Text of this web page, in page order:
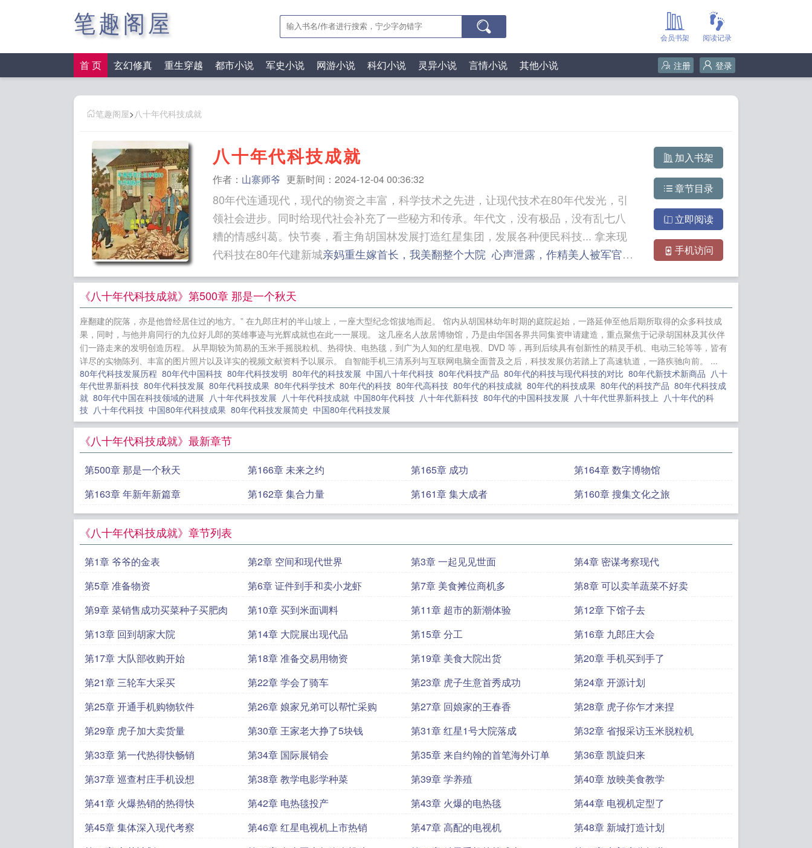
笔趣阁屋 阅读记录
会员书架
首 页 玄幻修真 重生穿越 都市小说 军史小说 网游小说 科幻小说 灵异小说 言情小说 其他小说 登录
注册
笔趣阁屋>八十年代科技成就
八十年代科技成就
作者： 山寨师爷 更新时间：2024-12-04 00:36:32
80年代连通现代，现代的物资之丰富，科学技术之先进，让现代技术在80年代发光，引
领社会进步。同时给现代社会补充了一些秘方和传承。年代文，没有极品，没有乱七八
糟的情感纠葛。快节奏，看主角胡国林发展打造红星集团，发展各种便民科技... 拿来现
代科技在80年代建新城亲妈重生嫁首长，我美翻整个大院 心声泄露，作精美人被军官团
情 横跨大小球时代，库里鲨鱼的结合
追悔莫及 赶海后，我靠着龙珠日赚百万 剑惊鸿，逆苍穹 盗墓：掠夺词条成霸主 立生
一生
仙途逆鳞 古堡春秋 末日圣母囤货后的摆烂之路 轻点罚！乖软宝宝！他真的知错
了 末世游戏：戴好你的面具了吗？ 家父隋文帝，你听过红尘仙吗
加入书架
章节目录
立即阅读
手机访问
《八十年代科技成就》第500章 那是一个秋天
座翻建的院落，亦是他曾经居住过的地方。” 在九郎庄村的半山坡上，一座大型纪念馆拔地而起。 馆内从胡国林幼年时期的庭院起始，一路延伸至他后期所取得的众多科技成
果，同时，与他并肩同行的九位好儿郎的英雄事迹与光辉成就也在此一一展现。 这几座名人故居博物馆，乃是由华国各界共同集资申请建造，重点聚焦于记录胡国林及其伙伴
们一路走来的发明创造历程。 从早期较为简易的玉米手摇脱粒机、热得快、电热毯，到广为人知的红星电视、DVD 等，再到后续具有创新性的精灵手机、电动三轮等等，皆有
详尽的实物陈列、丰富的图片照片以及详实的视频文献资料予以展示。 自智能手机三清系列与互联网电脑全面普及之后，科技发展仿若踏上了高速轨道，一路疾驰向前。 ...
80年代科技发展历程 80年代中国科技 80年代科技发明 80年代的科技发展 中国八十年代科技 80年代科技产品 80年代的科技与现代科技的对比 80年代新技术新商品 八十
年代世界新科技 80年代科技发展 80年代科技成果 80年代科学技术 80年代的科技 80年代高科技 80年代的科技成就 80年代的科技成果 80年代的科技产品 80年代科技成
就 80年代中国在科技领域的进展 八十年代科技发展 八十年代科技成就 中国80年代科技 八十年代新科技 80年代的中国科技发展 八十年代世界新科技上 八十年代的科
技 八十年代科技 中国80年代科技成果 80年代科技发展简史 中国80年代科技发展
《八十年代科技成就》最新章节
第500章 那是一个秋天 第166章 未来之约 第165章 成功
第164章 数字博物馆
第163章 年新年新篇章
第162章 集合力量 第161章 集大成者 第160章 搜集文化之旅
《八十年代科技成就》章节列表
第1章 爷爷的金表 第2章 空间和现代世界 第3章 一起见见世面
第4章 密谋考察现代
第5章 准备物资
第6章 证件到手和卖小龙虾 第7章 美食摊位商机多
第8章 可以卖羊蔬菜不好卖
第9章 菜销售成功买菜种子买肥肉
第10章 买到米面调料 第11章 超市的新潮体验
第12章 下馆子去
第13章 回到胡家大院
第14章 大院展出现代品 第15章 分工
第16章 九郎庄大会
第17章 大队部收购开始
第18章 准备交易用物资 第19章 美食大院出货
第20章 手机买到手了
第21章 三轮车大采买
第22章 学会了骑车 第23章 虎子生意首秀成功
第24章 开源计划
第25章 开通手机购物软件
第26章 娘家兄弟可以帮忙采购 第27章 回娘家的王春香
第28章 虎子你乍才来捏
第29章 虎子加大卖货量
第30章 王家老大挣了5块钱 第31章 红星1号大院落成
第32章 省报采访玉米脱粒机
第33章 第一代热得快畅销
第34章 国际展销会 第35章 来自约翰的首笔海外订单
第36章 凯旋归来
第37章 巡查村庄手机设想
第38章 教学电影学种菜 第39章 学养殖
第40章 放映美食教学
第41章 火爆热销的热得快
第42章 电热毯投产 第43章 火爆的电热毯
第44章 电视机定型了
第45章 集体深入现代考察
第46章 红星电视机上市热销 第47章 高配的电视机
第48章 新城打造计划